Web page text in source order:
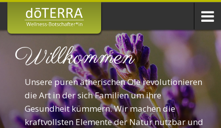
Willkommen
Unsere puren ätherischen Öle revolutionieren
die Art in der sich Familien um ihre
Gesundheit kümmern. Wir machen die
kraftvollsten Elemente der Natur nutzbar und